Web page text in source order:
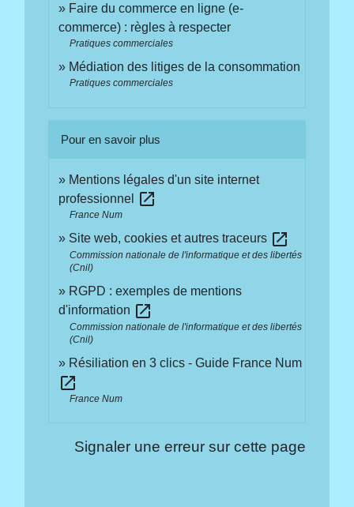
Faire du commerce en ligne (e-
commerce) : règles à respecter
Pratiques commerciales
Médiation des litiges de la consommation
Pratiques commerciales
Pour en savoir plus
Mentions légales d'un site internet
professionnel
open_in_new
France Num
Site web, cookies et autres traceurs open_in_new
Commission nationale de l'informatique et des libertés
(Cnil)
RGPD : exemples de mentions
d'information open_in_new
Commission nationale de l'informatique et des libertés
(Cnil)
Résiliation en 3 clics - Guide France Num
open_in_new
France Num
Signaler une erreur sur cette page